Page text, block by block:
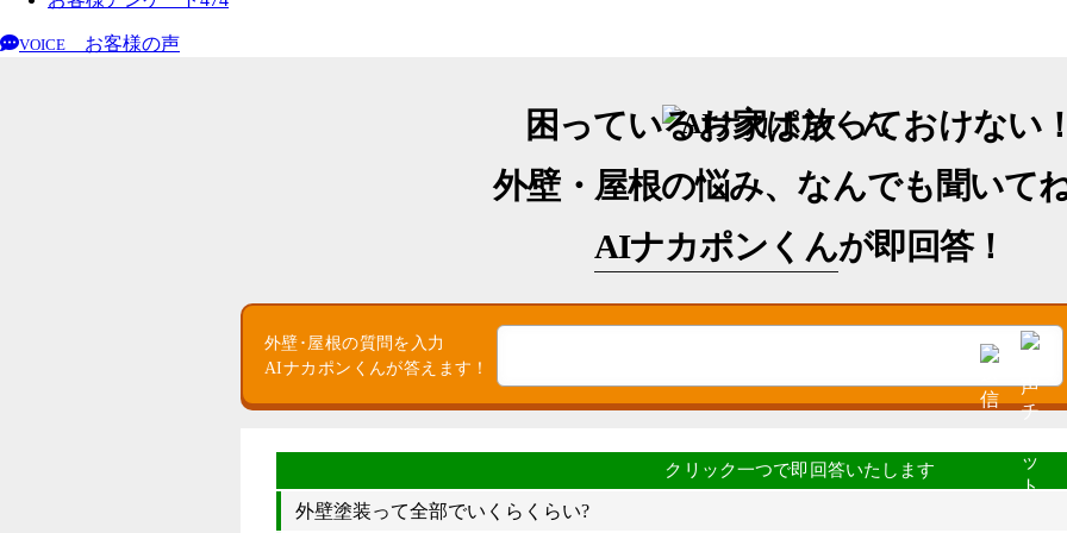
VOICE お客様の声
困っているお家は放っておけない
外壁・屋根の悩み、なんでも聞いて
AIナカポンくんが即回答！
外壁･屋根の質問を入力
AIナカポンくんが答えます！
外壁塗装って全部でいくらくらい?